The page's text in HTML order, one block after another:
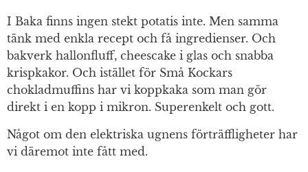
I Baka finns ingen stekt potatis inte. Men samma
tänk med enkla recept och få ingredienser. Och
bakverk hallonfluff, cheescake i glas och snabba
krispkakor. Och istället för Små Kockars
chokladmuffins har vi koppkaka som man gör
direkt i en kopp i mikron. Superenkelt och gott.
Något om den elektriska ugnens förträffligheter har
vi däremot inte fått med.